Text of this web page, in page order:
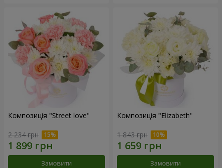
Композиція "Street love"
2 234 грн
Замовити
Композиція "Elizabeth"
1 843 грн
Замовити